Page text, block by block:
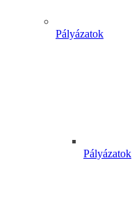
Pályázatok
Pályázatok